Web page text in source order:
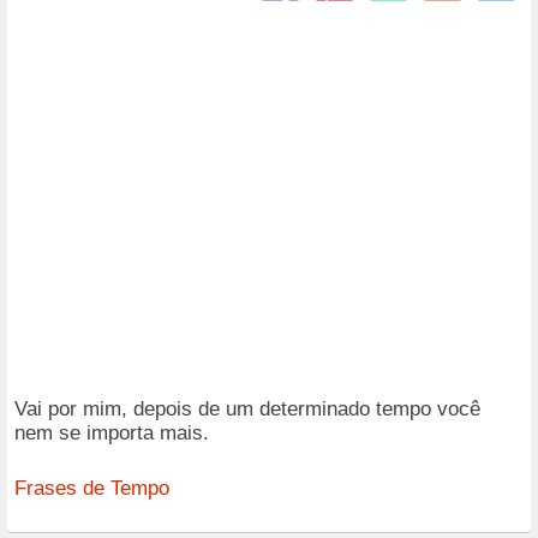
Vai por mim, depois de um determinado tempo você
nem se importa mais.
Frases de Tempo